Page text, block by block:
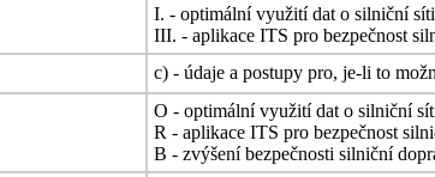
I. - optimální využití dat o silniční
III. - aplikace ITS pro bezpečnost
c) - údaje a postupy pro, je-li to
O - optimální využití dat o silniční
R - aplikace ITS pro bezpečnost
B - zvýšení bezpečnosti silniční